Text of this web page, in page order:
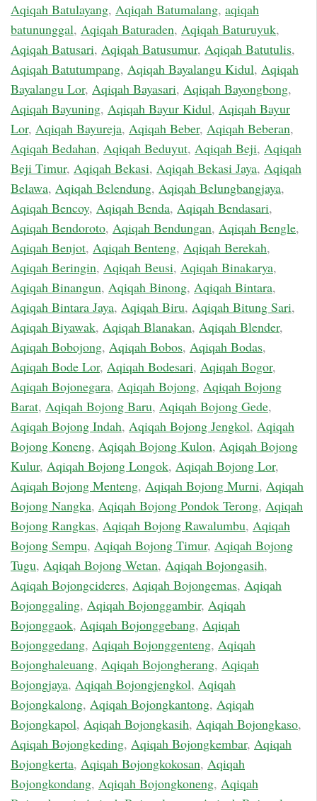
Aqiqah Batulayang, Aqiqah Batumalang, aqiqah
batununggal, Aqiqah Baturaden, Aqiqah Baturuyuk,
Aqiqah Batusari, Aqiqah Batusumur, Aqiqah Batutulis,
Aqiqah Batutumpang, Aqiqah Bayalangu Kidul, Aqiqah
Bayalangu Lor, Aqiqah Bayasari, Aqiqah Bayongbong,
Aqiqah Bayuning, Aqiqah Bayur Kidul, Aqiqah Bayur
Lor, Aqiqah Bayureja, Aqiqah Beber, Aqiqah Beberan,
Aqiqah Bedahan, Aqiqah Beduyut, Aqiqah Beji, Aqiqah
Beji Timur, Aqiqah Bekasi, Aqiqah Bekasi Jaya, Aqiqah
Belawa, Aqiqah Belendung, Aqiqah Belungbangjaya,
Aqiqah Bencoy, Aqiqah Benda, Aqiqah Bendasari,
Aqiqah Bendoroto, Aqiqah Bendungan, Aqiqah Bengle,
Aqiqah Benjot, Aqiqah Benteng, Aqiqah Berekah,
Aqiqah Beringin, Aqiqah Beusi, Aqiqah Binakarya,
Aqiqah Binangun, Aqiqah Binong, Aqiqah Bintara,
Aqiqah Bintara Jaya, Aqiqah Biru, Aqiqah Bitung Sari,
Aqiqah Biyawak, Aqiqah Blanakan, Aqiqah Blender,
Aqiqah Bobojong, Aqiqah Bobos, Aqiqah Bodas,
Aqiqah Bode Lor, Aqiqah Bodesari, Aqiqah Bogor,
Aqiqah Bojonegara, Aqiqah Bojong, Aqiqah Bojong
Barat, Aqiqah Bojong Baru, Aqiqah Bojong Gede,
Aqiqah Bojong Indah, Aqiqah Bojong Jengkol, Aqiqah
Bojong Koneng, Aqiqah Bojong Kulon, Aqiqah Bojong
Kulur, Aqiqah Bojong Longok, Aqiqah Bojong Lor,
Aqiqah Bojong Menteng, Aqiqah Bojong Murni, Aqiqah
Bojong Nangka, Aqiqah Bojong Pondok Terong, Aqiqah
Bojong Rangkas, Aqiqah Bojong Rawalumbu, Aqiqah
Bojong Sempu, Aqiqah Bojong Timur, Aqiqah Bojong
Tugu, Aqiqah Bojong Wetan, Aqiqah Bojongasih,
Aqiqah Bojongcideres, Aqiqah Bojongemas, Aqiqah
Bojonggaling, Aqiqah Bojonggambir, Aqiqah
Bojonggaok, Aqiqah Bojonggebang, Aqiqah
Bojonggedang, Aqiqah Bojonggenteng, Aqiqah
Bojonghaleuang, Aqiqah Bojongherang, Aqiqah
Bojongjaya, Aqiqah Bojongjengkol, Aqiqah
Bojongkalong, Aqiqah Bojongkantong, Aqiqah
Bojongkapol, Aqiqah Bojongkasih, Aqiqah Bojongkaso,
Aqiqah Bojongkeding, Aqiqah Bojongkembar, Aqiqah
Bojongkerta, Aqiqah Bojongkokosan, Aqiqah
Bojongkondang, Aqiqah Bojongkoneng, Aqiqah